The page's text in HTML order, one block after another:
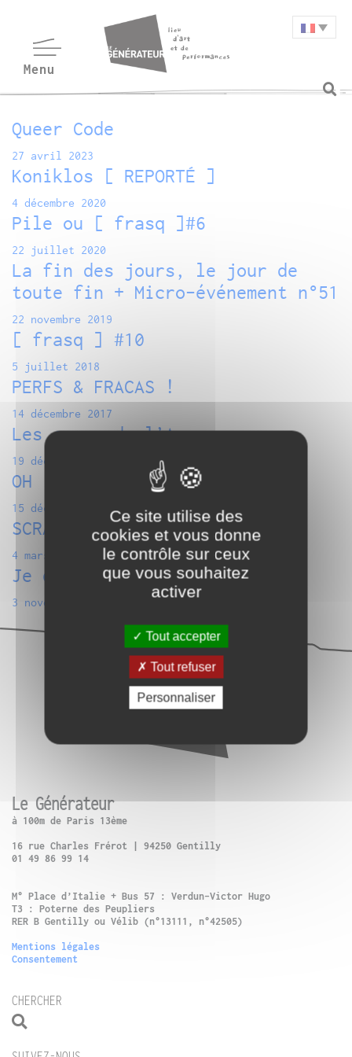
Queer Code
27 avril 2023
Koniklos [ REPORTÉ ]
4 décembre 2020
Pile ou [ frasq ]#6
22 juillet 2020
La fin des jours, le jour de
toute fin + Micro-événement n°51
22 novembre 2019
[ frasq ] #10
5 juillet 2018
PERFS & FRACAS !
14 décembre 2017
Les camps de l’Amor
19 décembre 2014
OH !
15 décembre 2014
SCRAP – Etape 1
4 mars 2014
Je deviens Jimi Hendrix
3 novembre 2012
Le Générateur
à 100m de Paris 13ème
16 rue Charles Frérot | 94250 Gentilly
01 49 86 99 14
M° Place d’Italie + Bus 57 : Verdun-Victor Hugo
T3 : Poterne des Peupliers
RER B Gentilly ou Vélib (n°13111, n°42505)
Mentions légales
Consentement
CHERCHER
Ce site utilise des
cookies et vous donne
le contrôle sur ceux
que vous souhaitez
activer
Tout accepter
Tout refuser
Personnaliser